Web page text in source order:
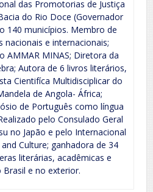
das Promotorias de Justiça
do Rio Doce (Governador
140 municípios. Membro de
nacionais e internacionais;
AMMAR MINAS; Diretora da
Autora de 6 livros literários,
Cientifíca Multidisciplicar do
de Angola- África;
de Português como língua
pelo Consulado Geral
no Japão e pelo Internacional
Culture; ganhadora de 34
literárias, acadêmicas e
Brasil e no exterior.